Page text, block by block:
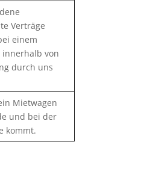
Verträge
einem
innerhalb von
durch uns
Mietwagen
und bei der
kommt.